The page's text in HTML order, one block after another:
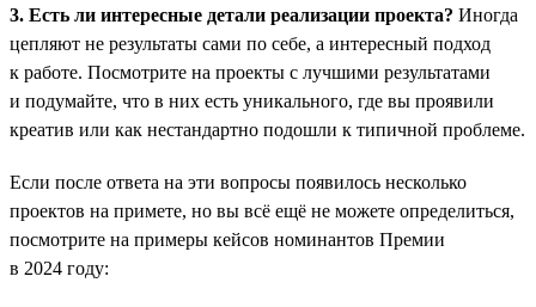
3. Есть ли интересные детали реализации проекта? Иногда
цепляют не результаты сами по себе, а интересный подход
к работе. Посмотрите на проекты с лучшими результатами
и подумайте, что в них есть уникального, где вы проявили
креатив или как нестандартно подошли к типичной проблеме.
Если после ответа на эти вопросы появилось несколько
проектов на примете, но вы всё ещё не можете определиться,
посмотрите на примеры кейсов номинантов Премии
в 2024 году: